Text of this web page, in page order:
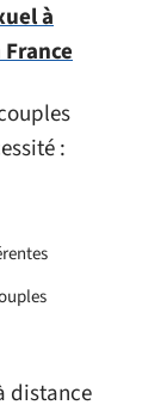
à
:
distance